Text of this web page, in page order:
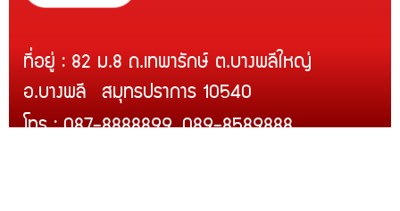
ที่อยู่ : 82 ม.8 ถ.เทพารักษ์ ต.บางพลีใหญ่
อ.บางพลี สมุทรปราการ 10540
โทร : 087-8888899, 089-8589888